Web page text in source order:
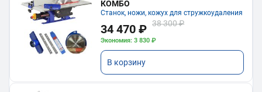
КОМБО
Станок, ножи, кожух для стружкоудаления
34 470 ₽ 38 300 ₽
Экономия: 3 830 ₽
В корзину